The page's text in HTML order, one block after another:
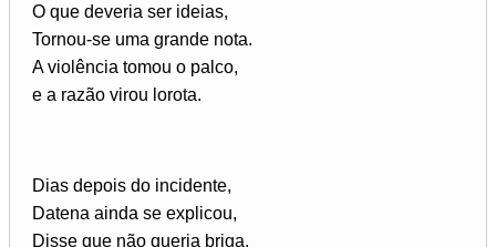
O que deveria ser ideias,
Tornou-se uma grande nota.
A violência tomou o palco,
e a razão virou lorota.
Dias depois do incidente,
Datena ainda se explicou,
Disse que não queria briga,